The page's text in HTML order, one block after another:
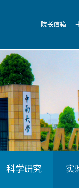
院长信箱
科学研究 实